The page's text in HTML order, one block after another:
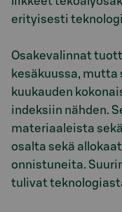
erityisesti
Osakevalinnat
kesäkuussa,
kuukauden
indeksiin nähden.
materiaaleista
osalta sekä
onnistuneita.
tulivat